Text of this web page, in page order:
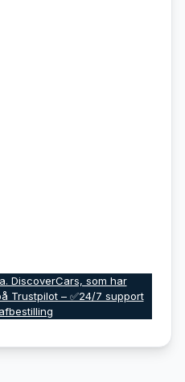
DiscoverCars, som har
Trustpilot – ✅24/7 support